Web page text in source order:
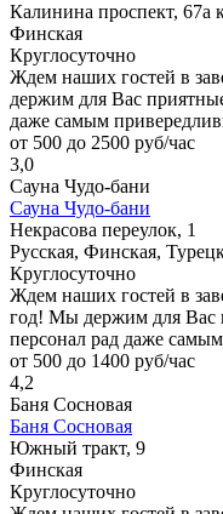
Калинина проспект, 67а
Финская
Круглосуточно
Ждем наших гостей в
держим для Вас
даже самым
от 500 до 2500 руб/час
3,0
Сауна Чудо-бани
Сауна Чудо-бани
Некрасова переулок, 1
Русская, Финская,
Круглосуточно
Ждем наших гостей в
год! Мы держим для Вас
персонал рад даже
от 500 до 1400 руб/час
4,2
Баня Сосновая
Баня Сосновая
Южный тракт, 9
Финская
Круглосуточно